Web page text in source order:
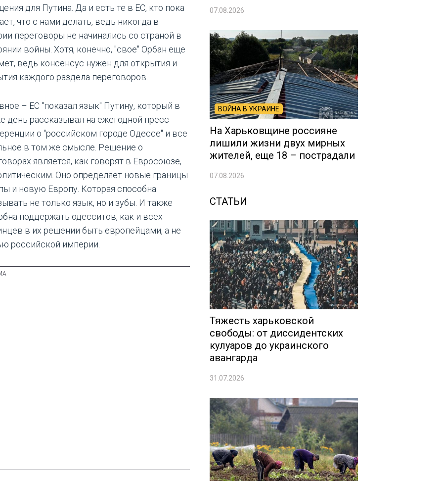
для Путина. Да и есть те в ЕС, кто пока
что с нами делать, ведь никогда в
переговоры не начинались со страной в
войны. Хотя, конечно, "свое" Орбан еще
ведь консенсус нужен для открытия и
каждого раздела переговоров.
– ЕС "показал язык" Путину, который в
день рассказывал на ежегодной пресс-
о "российском городе Одессе" и все
в том же смысле. Решение о
является, как говорят в Евросоюзе,
Оно определяет новые границы
и новую Европу. Которая способна
не только язык, но и зубы. И также
поддержать одесситов, как и всех
в их решении быть европейцами, а не
российской империи.
07.08.2026
ВОЙНА В УКРАИНЕ
На Харьковщине россияне
лишили жизни двух мирных
жителей, еще 18 – пострадали
07.08.2026
СТАТЬИ
Тяжесть харьковской
свободы: от диссидентских
кулуаров до украинского
авангарда
31.07.2026